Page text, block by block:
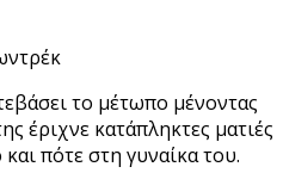
το μέτωπο μένοντας
έριχνε κατάπληκτες ματιές
πότε στη γυναίκα του.